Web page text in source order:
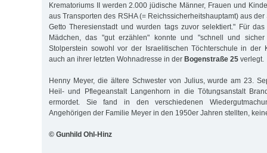
Krematoriums II werden 2.000 jüdische Männer, Frauen und
aus Transporten des RSHA (= Reichssicherheitshauptamt) aus
Getto Theresienstadt und wurden tags zuvor selektiert." Für
Mädchen, das "gut erzählen" konnte und "schnell und
Stolperstein sowohl vor der Israelitischen Töchterschule in der
auch an ihrer letzten Wohnadresse in der Bogenstraße 25 verlegt.
Henny Meyer, die ältere Schwester von Julius, wurde am 23.
Heil- und Pflegeanstalt Langenhorn in die Tötungsanstalt
ermordet. Sie fand in den verschiedenen
Angehörigen der Familie Meyer in den 1950er Jahren stellten,
© Gunhild Ohl-Hinz